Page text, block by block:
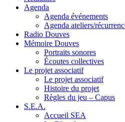
Agenda
Agenda événements
Agenda ateliers/
Radio Douves
Mémoire Douves
Portraits sonores
Écoutes collectives
Le projet associatif
Le projet associatif
Histoire du projet
Règles du jeu – Capus
S.E.A.
Accueil SEA